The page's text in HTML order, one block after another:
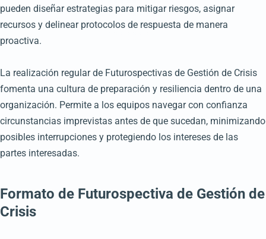
pueden diseñar estrategias para mitigar riesgos, asignar
recursos y delinear protocolos de respuesta de manera
proactiva.
La realización regular de Futurospectivas de Gestión de Crisis
fomenta una cultura de preparación y resiliencia dentro de una
organización. Permite a los equipos navegar con confianza
circunstancias imprevistas antes de que sucedan, minimizando
posibles interrupciones y protegiendo los intereses de las
partes interesadas.
Formato de Futurospectiva de Gestión de
Crisis